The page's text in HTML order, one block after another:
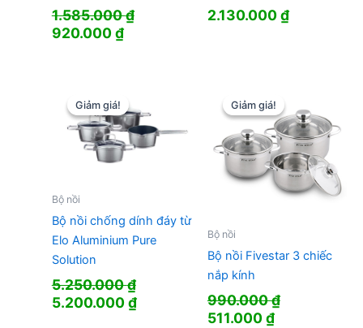
1.585.000₫
Giá
920.000₫Giá
920.000 ₫.
2.130.000₫
Giảm giá!
Giảm giá!
Bộ nồi
Bộ nồi chống dính đáy từ
Elo Aluminium Pure
Solution
5.250.000₫
Giá
5.200.000₫Giá
Giảm giá!
Giảm giá!
Bộ nồi
Bộ nồi Fivestar 3 chiếc
nắp kính
990.000₫
Giá
511.000₫Giá